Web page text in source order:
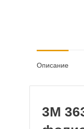
Описание
3M